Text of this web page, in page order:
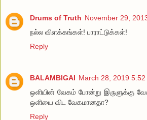
Drums of Truth November 29,
நல்ல விளக்கங்கள்! பாராட்டுக்கள்!
Reply
BALAMBIGAI March 28, 2019 5:52
ஒளியின் வேகம் போன்று இருளுக்கு
ஒளியை விட வேகமானதா?
Reply